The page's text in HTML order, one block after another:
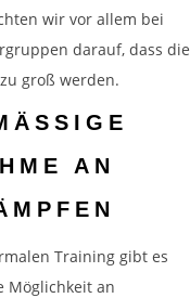
wir vor allem bei
darauf, dass die
groß werden.
T
AN W
Training gibt es
Möglichkeit an